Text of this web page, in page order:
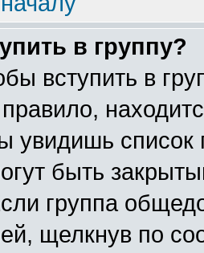
в группу?
вступить в
увидишь
быть
группа
щелкнув по